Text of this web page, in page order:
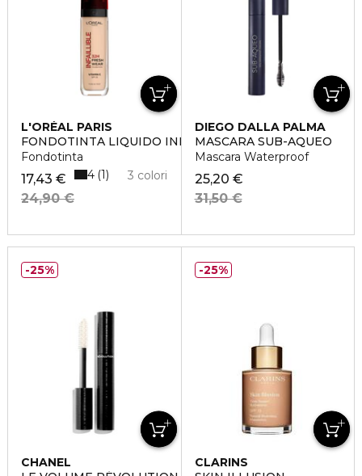
L'ORÉAL PARIS
FONDOTINTA LIQUIDO INFAILLIBLE 32H FRESH WEAR
Fondotinta
17,43 €
24,90 €
3 colori
4 1
DIEGO DALLA PALMA
MASCARA SUB-AQUEO
Mascara Waterproof
25,20 €
31,50 €
CHANEL
25%
CLARINS
25%